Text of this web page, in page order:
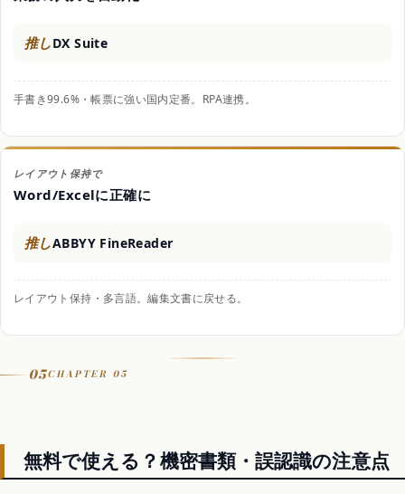
推しDX Suite
手書き99.6%・帳票に強い国内定番。RPA連携。
レイアウト保持で
Word/Excelに正確に
推しABBYY FineReader
レイアウト保持・多言語。編集文書に戻せる。
05CHAPTER 05
無料で使える？機密書類・誤認識の注意点